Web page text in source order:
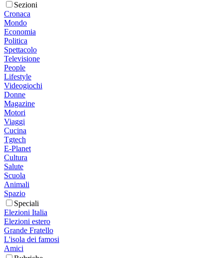
Sezioni
Cronaca
Mondo
Economia
Politica
Spettacolo
Televisione
People
Lifestyle
Videogiochi
Donne
Magazine
Motori
Viaggi
Cucina
Tgtech
E-Planet
Cultura
Salute
Scuola
Animali
Spazio
Speciali
Elezioni Italia
Elezioni estero
Grande Fratello
L'isola dei famosi
Amici